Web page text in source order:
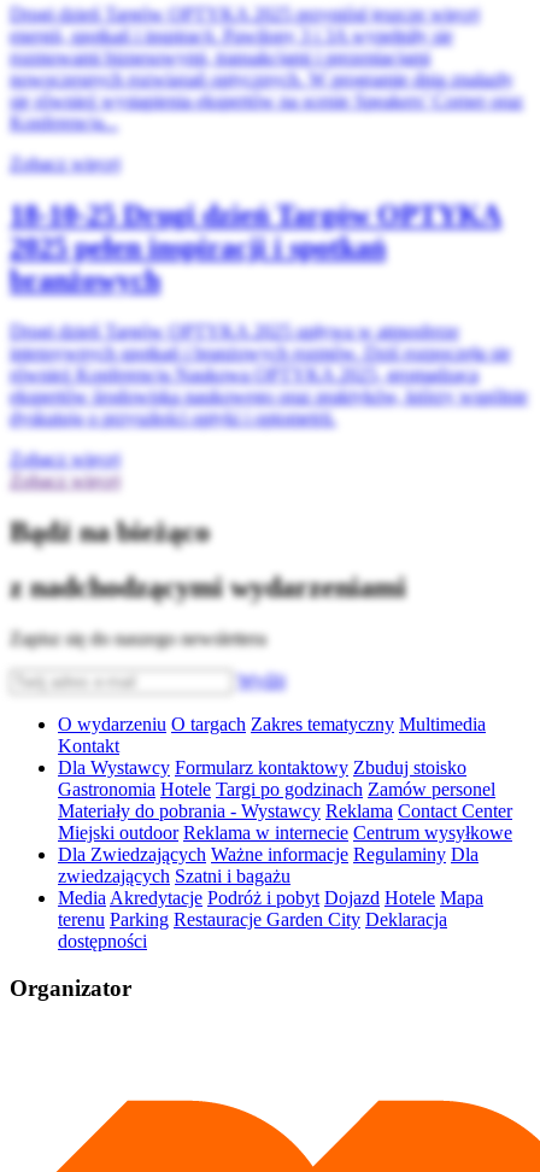
Drugi dzień Targów OPTYKA 2025 przyniósł jeszcze więcej
energii, spotkań i inspiracji. Pawilony 3 i 3A wypełniły się
rozmowami biznesowymi, transakcjami i prezentacjami
nowoczesnych rozwiązań optycznych. W programie dnia znalazły
się również wystąpienia ekspertów na scenie Speakers’ Corner oraz
Konferencja...
Zobacz więcej
18-10-25Drugi dzień Targów OPTYKA
2025 pełen inspiracji i spotkań
branżowych
Drugi dzień Targów OPTYKA 2025 upływa w atmosferze
intensywnych spotkań i branżowych rozmów. Dziś rozpoczęła się
również Konferencja Naukowa OPTYKA 2025, gromadząca
ekspertów środowiska naukowego oraz praktyków, którzy wspólnie
dyskutują o przyszłości optyki i optometrii.
Zobacz więcej
Zobacz więcej
Bądź na bieżąco
z nadchodzącymi wydarzeniami
Zapisz się do naszego newslettera
Wyślij
O wydarzeniu O targach Zakres tematyczny Multimedia
Kontakt
Dla Wystawcy Formularz kontaktowy Zbuduj stoisko
Gastronomia Hotele Targi po godzinach Zamów personel
Materiały do pobrania - Wystawcy Reklama Contact Center
Miejski outdoor Reklama w internecie Centrum wysyłkowe
Dla Zwiedzających Ważne informacje Regulaminy Dla
zwiedzających Szatni i bagażu
Media Akredytacje Podróż i pobyt Dojazd Hotele Mapa
terenu Parking Restauracje Garden City Deklaracja
dostępności
Organizator